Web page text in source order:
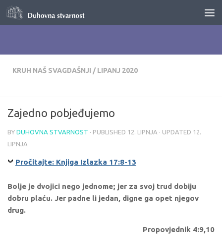
Skip to content
KRUH NAŠ SVAGDAŠNJI / LIPANJ 2020
Zajedno pobjeđujemo
BY DUHOVNA STVARNOST · PUBLISHED 12. LIPNJA · UPDATED 12.
LIPNJA
Pročitajte: Knjiga Izlazka 17:8-13
Bolje je dvojici nego jednome; jer za svoj trud dobiju
dobru plaću. Jer padne li jedan, digne ga opet njegov
drug.
Propovjednik 4:9,10